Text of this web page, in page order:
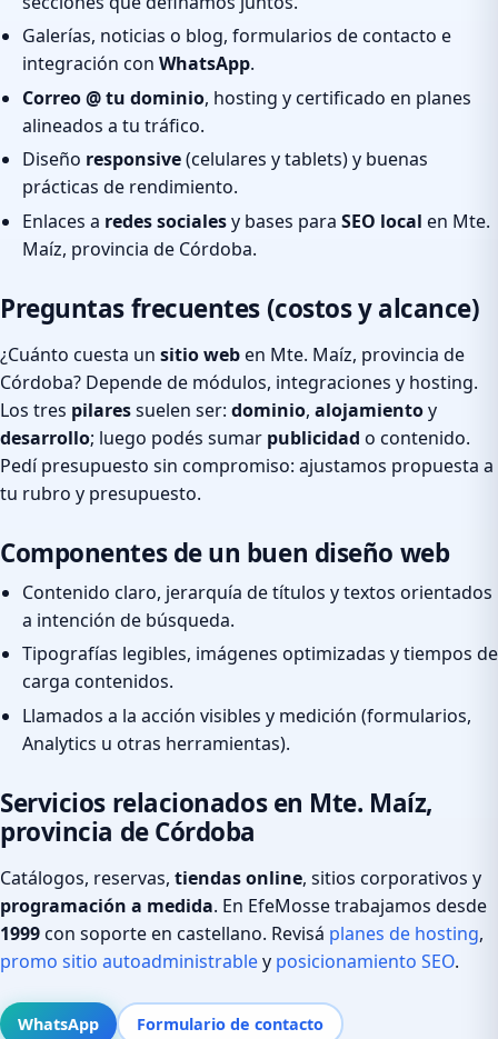
Galerías, noticias o blog, formularios de contacto e
integración con WhatsApp.
Correo @ tu dominio, hosting y certificado en planes
alineados a tu tráfico.
Diseño responsive(celulares y tablets) y buenas
prácticas de rendimiento.
Enlaces a redes socialesy bases para SEO local en Mte.
Maíz, provincia de Córdoba.
Preguntas frecuentes (costos y alcance)
¿Cuánto cuesta un sitio weben Mte. Maíz, provincia de
Córdoba? Depende de módulos, integraciones y hosting.
Los tres pilaressuelen ser: dominio, alojamientoy
desarrollo; luego podés sumar publicidad o contenido.
Pedí presupuesto sin compromiso: ajustamos propuesta a
tu rubro y presupuesto.
Componentes de un buen diseño web
Contenido claro, jerarquía de títulos y textos orientados
a intención de búsqueda.
Tipografías legibles, imágenes optimizadas y tiempos de
carga contenidos.
Llamados a la acción visibles y medición (formularios,
Analytics u otras herramientas).
Servicios relacionados en Mte. Maíz,
provincia de Córdoba
Catálogos, reservas, tiendas online, sitios corporativos y
programación a medida. En EfeMosse trabajamos desde
1999con soporte en castellano. Revisá planes de hosting,
promo sitio autoadministrabley posicionamiento SEO.
WhatsApp Formulario de contacto